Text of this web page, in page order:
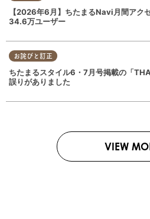
【2026年6月】ちたまるNavi月間アク
34.6万ユーザー
お詫びと訂正
ちたまるスタイル6・7月号掲載の「
誤りがありました
VIEW